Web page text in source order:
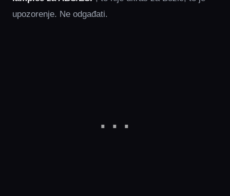
upozorenje. Ne odgađati.